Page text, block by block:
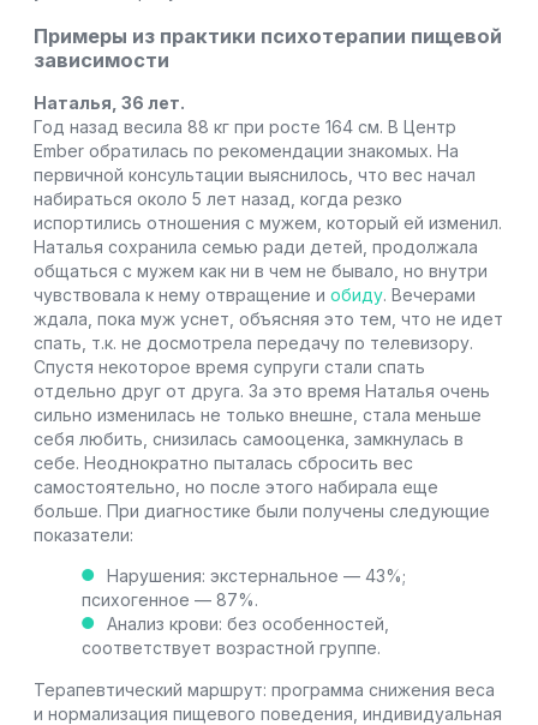
Примеры из практики психотерапии пищевой
зависимости
Наталья, 36 лет.
Год назад весила 88 кг при росте 164 см. В Центр
Ember обратилась по рекомендации знакомых. На
первичной консультации выяснилось, что вес начал
набираться около 5 лет назад, когда резко
испортились отношения с мужем, который ей изменил.
Наталья сохранила семью ради детей, продолжала
общаться с мужем как ни в чем не бывало, но внутри
чувствовала к нему отвращение и обиду. Вечерами
ждала, пока муж уснет, объясняя это тем, что не идет
спать, т.к. не досмотрела передачу по телевизору.
Спустя некоторое время супруги стали спать
отдельно друг от друга. За это время Наталья очень
сильно изменилась не только внешне, стала меньше
себя любить, снизилась самооценка, замкнулась в
себе. Неоднократно пыталась сбросить вес
самостоятельно, но после этого набирала еще
больше. При диагностике были получены следующие
показатели:
Нарушения: экстернальное — 43%;
психогенное — 87%.
Анализ крови: без особенностей,
соответствует возрастной группе.
Терапевтический маршрут: программа снижения веса
и нормализация пищевого поведения, индивидуальная